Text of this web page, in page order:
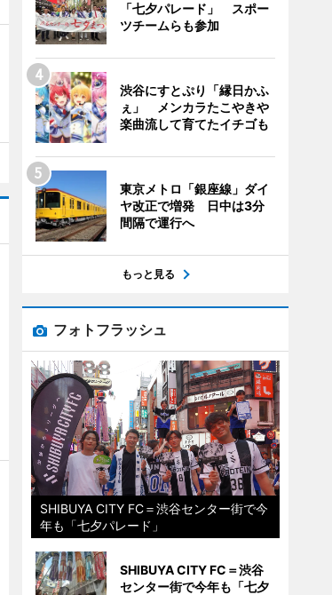
「七夕パレード」 スポー
ツチームらも参加
渋谷にすとぷり「縁日かふ
ぇ」 メンカラたこやきや
楽曲流して育てたイチゴも
東京メトロ「銀座線」ダイ
ヤ改正で増発 日中は3分
間隔で運行へ
もっと見る
フォトフラッシュ
SHIBUYA CITY FC＝渋谷センター街で今
年も「七夕パレード」
SHIBUYA CITY FC＝渋谷
センター街で今年も「七夕